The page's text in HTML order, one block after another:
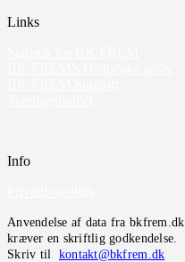
Links
Info
Anvendelse af data fra bkfrem.dk
kræver en skriftlig godkendelse.
Skriv til kontakt@bkfrem.dk